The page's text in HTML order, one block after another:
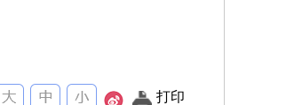
打印